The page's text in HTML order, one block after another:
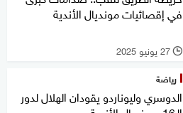
في إقصائيات مونديال الأندية
l 27 يونيو 2025
رياضة
الدوسري وليوناردو يقودان الهلال لدور